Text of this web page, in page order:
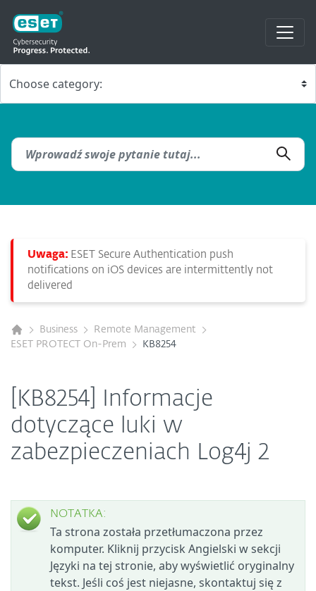
Uwaga: ESET Secure Authentication push
notifications on iOS devices are intermittently not
delivered
Business
Remote Management
ESET PROTECT On-Prem
KB8254
[KB8254] Informacje
dotyczące luki w
zabezpieczeniach Log4j 2
NOTATKA:
Ta strona została przetłumaczona przez
komputer. Kliknij przycisk Angielski w sekcji
Języki na tej stronie, aby wyświetlić oryginalny
tekst. Jeśli coś jest niejasne, skontaktuj się z